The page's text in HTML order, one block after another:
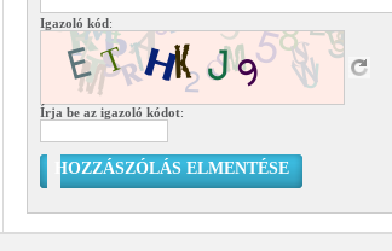
Igazoló kód:
Írja be az igazoló kódot:
HOZZÁSZÓLÁS ELMENTÉSE